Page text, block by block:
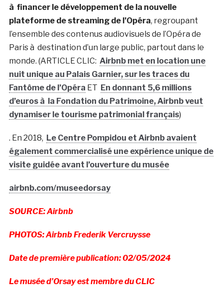
à financer le développement de la nouvelle
plateforme de streaming de l’Opéra, regroupant
l’ensemble des contenus audiovisuels de l’Opéra de
Paris à destination d’un large public, partout dans le
monde. (ARTICLE CLIC: Airbnb met en location une
nuit unique au Palais Garnier, sur les traces du
Fantôme de l’Opéra ET En donnant 5,6 millions
d’euros à la Fondation du Patrimoine, Airbnb veut
dynamiser le tourisme patrimonial français)
. En 2018, Le Centre Pompidou et Airbnb avaient
également commercialisé une expérience unique de
visite guidée avant l’ouverture du musée
airbnb.com/museedorsay
SOURCE: Airbnb
PHOTOS: Airbnb Frederik Vercruysse
Date de première publication: 02/05/2024
Le musée d’Orsay est membre du CLIC